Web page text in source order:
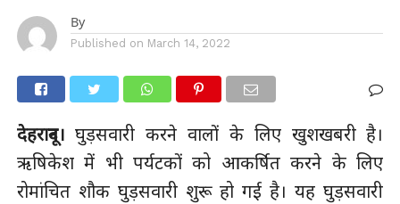
By
Published on March 14, 2022
देहरादून। घुड़सवारी करने वालों के लिए खुशखबरी है।
ऋषिकेश में भी पर्यटकों को आकर्षित करने के लिए
रोमांचित शौक घुड़सवारी शुरू हो गई है। यह घुड़सवारी